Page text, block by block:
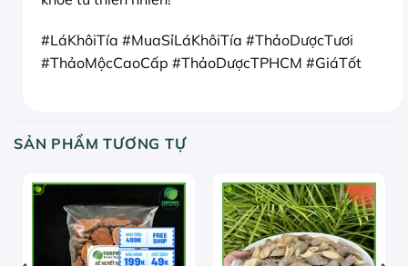
#LáKhôiTía #MuaSỉLáKhôiTía #ThảoDượcTươi
#ThảoMộcCaoCấp #ThảoDượcTPHCM #GiáTốt
SẢN PHẨM TƯƠNG TỰ